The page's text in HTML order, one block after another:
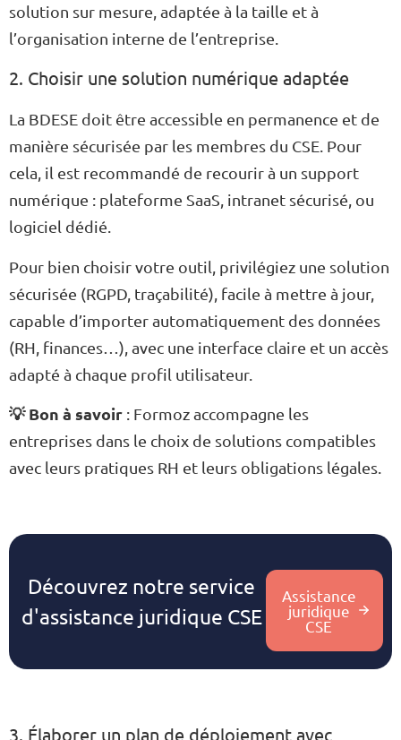
solution sur mesure, adaptée à la taille et à
l’organisation interne de l’entreprise.
2. Choisir une solution numérique adaptée
La BDESE doit être accessible en permanence et de
manière sécurisée par les membres du CSE. Pour
cela, il est recommandé de recourir à un support
numérique : plateforme SaaS, intranet sécurisé, ou
logiciel dédié.
Pour bien choisir votre outil, privilégiez une solution
sécurisée (RGPD, traçabilité), facile à mettre à jour,
capable d’importer automatiquement des données
(RH, finances…), avec une interface claire et un accès
adapté à chaque profil utilisateur.
💡 Bon à savoir : Formoz accompagne les
entreprises dans le choix de solutions compatibles
avec leurs pratiques RH et leurs obligations légales.
Découvrez notre service
d'assistance juridique CSE
Assistance
juridique
CSE
3. Élaborer un plan de déploiement avec